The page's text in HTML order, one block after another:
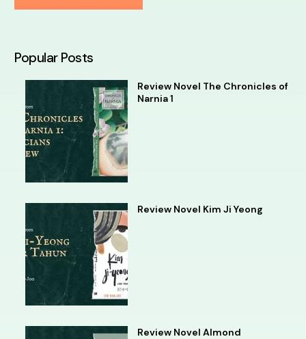
Popular Posts
Review Novel The Chronicles of
Narnia 1
Review Novel Kim Ji Yeong
Review Novel Almond